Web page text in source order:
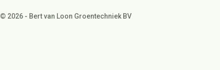
© 2026 - Bert van Loon Groentechniek BV